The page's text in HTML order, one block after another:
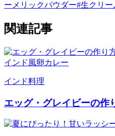
ーメリックパウダー#生クリー
関連記事
インド料理
エッグ・グレイビーの作